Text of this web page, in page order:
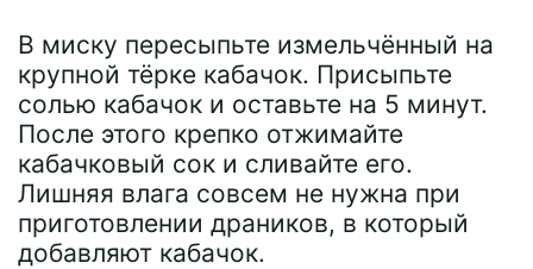
В миску пересыпьте измельчённый на
крупной тёрке кабачок. Присыпьте
солью кабачок и оставьте на 5 минут.
После этого крепко отжимайте
кабачковый сок и сливайте его.
Лишняя влага совсем не нужна при
приготовлении драников, в который
добавляют кабачок.